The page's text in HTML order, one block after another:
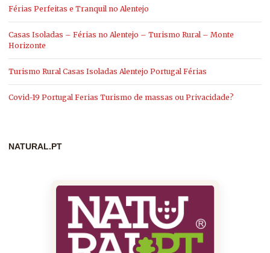
Férias Perfeitas e Tranquil no Alentejo
Casas Isoladas – Férias no Alentejo – Turismo Rural – Monte
Horizonte
Turismo Rural Casas Isoladas Alentejo Portugal Férias
Covid-19 Portugal Ferias Turismo de massas ou Privacidade?
NATURAL.PT